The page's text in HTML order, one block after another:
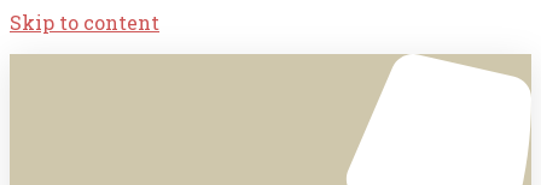
Skip to content